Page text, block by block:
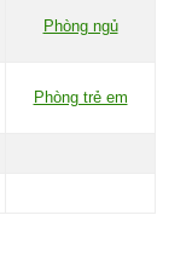
Phòng ngủ
Phòng trẻ em